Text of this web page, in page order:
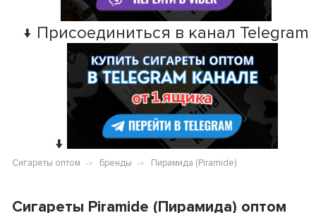
↓ Присоединиться в канал Telegram
↓
Сигареты оптом Бренды Пирамида (Piramide)
Сигареты Piramide (Пирамида) оптом